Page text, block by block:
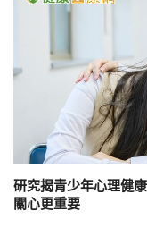
研究揭青少年心理健
關心更重要